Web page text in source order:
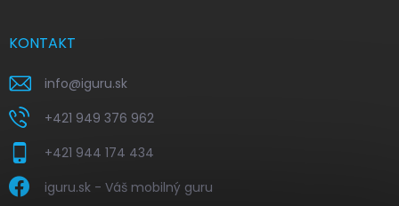
KONTAKT
info@iguru.sk
+421 949 376 962
+421 944 174 434
iguru.sk - Váš mobilný guru